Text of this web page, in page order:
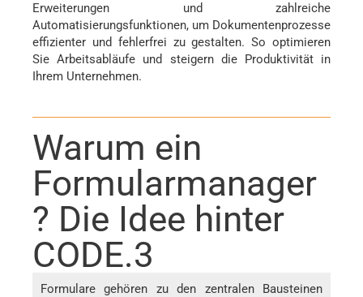
Erweiterungen und zahlreiche
Automatisierungsfunktionen, um Dokumentenprozesse
effizienter und fehlerfrei zu gestalten. So optimieren
Sie Arbeitsabläufe und steigern die Produktivität in
Ihrem Unternehmen.
Warum ein
Formularmanager
? Die Idee hinter
CODE.3
Formulare gehören zu den zentralen Bausteinen